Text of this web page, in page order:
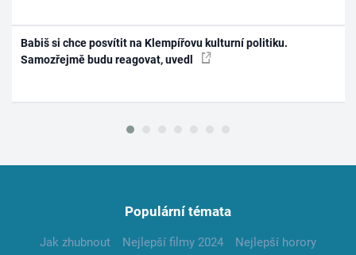
Babiš si chce posvítit na Klempířovu kulturní politiku.
Samozřejmě budu reagovat, uvedl
Populární témata
Jak zhubnout Nejlepší filmy 2024
Nejlepší horory